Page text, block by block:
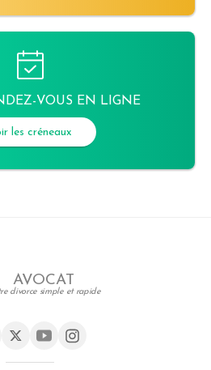
VOUS EN LIGNE
les créneaux
AVOCAT
divorce simple et rapide